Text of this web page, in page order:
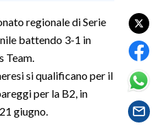
regionale di Serie
battendo 3-1 in
si qualificano per il
per la B2, in
giugno.